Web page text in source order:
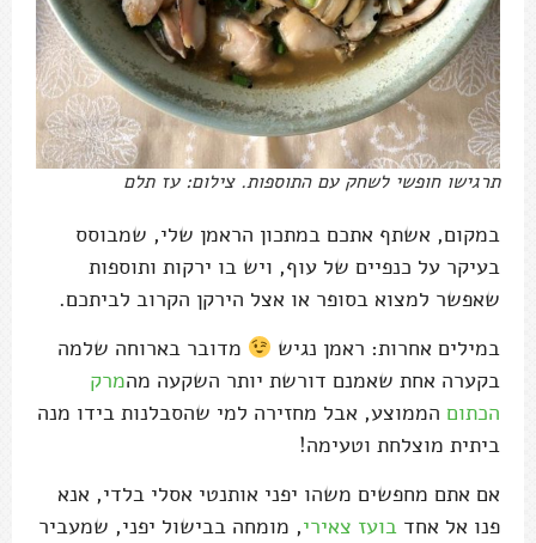
תרגישו חופשי לשחק עם התוספות. צילום: עז תלם
במקום, אשתף אתכם במתכון הראמן שלי, שמבוסס
בעיקר על כנפיים של עוף, ויש בו ירקות ותוספות
שאפשר למצוא בסופר או אצל הירקן הקרוב לביתכם.
במילים אחרות: ראמן נגיש
מדובר בארוחה שלמה
בקערה אחת שאמנם דורשת יותר השקעה מהמרק
הכתום הממוצע, אבל מחזירה למי שהסבלנות בידו מנה
ביתית מוצלחת וטעימה!
אם אתם מחפשים משהו יפני אותנטי אסלי בלדי, אנא
פנו אל אחד בועז צאירי, מומחה בבישול יפני, שמעביר